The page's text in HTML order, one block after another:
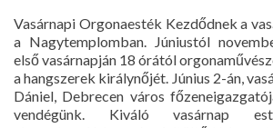
Vasárnapi Orgonaesték Kezdődnek a
a Nagytemplomban. Júniustól
első vasárnapján 18 órától
a hangszerek királynőjét. Június 2-án,
Dániel, Debrecen város
vendégünk. Kiváló vasárnap